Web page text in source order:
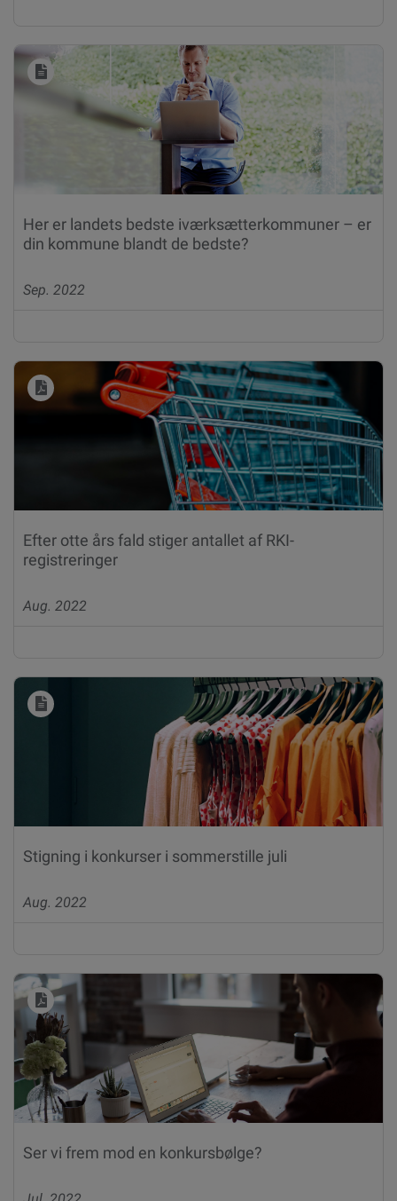
Her er landets bedste iværksætterkommuner – er
din kommune blandt de bedste?
Sep. 2022
Efter otte års fald stiger antallet af RKI-
registreringer
Aug. 2022
Stigning i konkurser i sommerstille juli
Aug. 2022
Ser vi frem mod en konkursbølge?